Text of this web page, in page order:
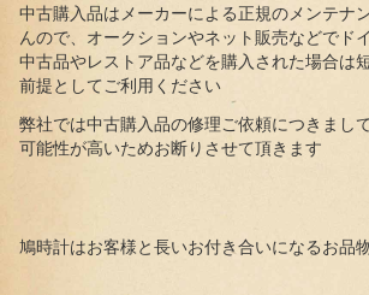
中古購入品はメーカーによる正規のメンテナ
んので、オークションやネット販売などでド
中古品やレストア品などを購入された場合は
前提としてご利用ください
弊社では中古購入品の修理ご依頼につきまし
可能性が高いためお断りさせて頂きます
鳩時計はお客様と長いお付き合いになるお品物